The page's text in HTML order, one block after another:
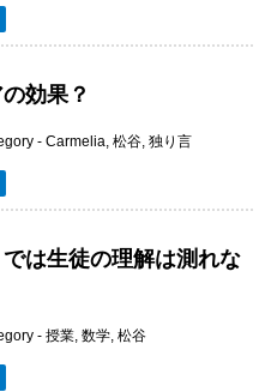
効果？
- Carmelia, 松谷, 独り言
は生徒の理解は測れな
- 授業, 数学, 松谷